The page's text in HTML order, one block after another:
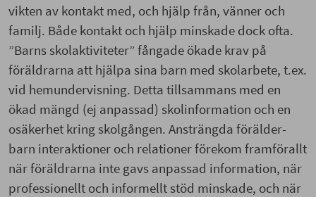
vikten av kontakt med, och hjälp från, vänner och
familj. Både kontakt och hjälp minskade dock ofta.
”Barns skolaktiviteter” fångade ökade krav på
föräldrarna att hjälpa sina barn med skolarbete, t.ex.
vid hemundervisning. Detta tillsammans med en
ökad mängd (ej anpassad) skolinformation och en
osäkerhet kring skolgången. Ansträngda förälder-
barn interaktioner och relationer förekom framförallt
när föräldrarna inte gavs anpassad information, när
professionellt och informellt stöd minskade, och när